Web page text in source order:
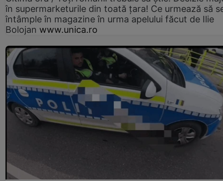
în supermarketurile din toată țara! Ce urmează să
întâmple în magazine în urma apelului făcut de Ilie
Bolojan www.unica.ro